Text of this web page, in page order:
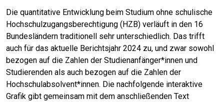
Die quantitative Entwicklung beim Studium ohne schulische
Hochschulzugangsberechtigung (HZB) verläuft in den 16
Bundesländern traditionell sehr unterschiedlich. Das trifft
auch für das aktuelle Berichtsjahr 2024 zu, und zwar sowohl
bezogen auf die Zahlen der Studienanfänger*innen und
Studierenden als auch bezogen auf die Zahlen der
Hochschulabsolvent*innen. Die nachfolgende interaktive
Grafik gibt gemeinsam mit dem anschließenden Text